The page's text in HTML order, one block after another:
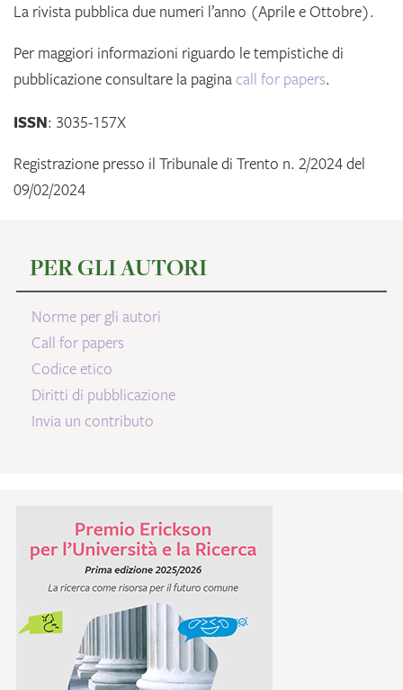
La rivista pubblica due numeri l’anno (Aprile e Ottobre).
Per maggiori informazioni riguardo le tempistiche di
pubblicazione consultare la pagina call for papers.
ISSN: 3035-157X
Registrazione presso il Tribunale di Trento n. 2/2024 del
09/02/2024
PER GLI AUTORI
Norme per gli autori
Call for papers
Codice etico
Diritti di pubblicazione
Invia un contributo